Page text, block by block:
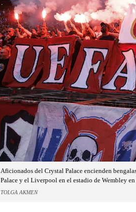
Aficionados del Crystal Palace encienden
Palace y el Liverpool en el estadio de Wembley en
TOLGA AKMEN